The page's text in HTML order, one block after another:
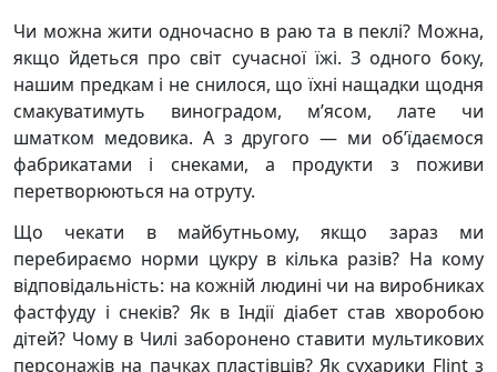
Чи можна жити одночасно в раю та в пеклі? Можна,
якщо йдеться про світ сучасної їжі. З одного боку,
нашим предкам і не снилося, що їхні нащадки щодня
смакуватимуть виноградом, м’ясом, лате чи
шматком медовика. А з другого — ми об’їдаємося
фабрикатами і снеками, а продукти з поживи
перетворюються на отруту.
Що чекати в майбутньому, якщо зараз ми
перебираємо норми цукру в кілька разів? На кому
відповідальність: на кожній людині чи на виробниках
фастфуду і снеків? Як в Індії діабет став хворобою
дітей? Чому в Чилі заборонено ставити мультикових
персонажів на пачках пластівців? Як сухарики Flint з